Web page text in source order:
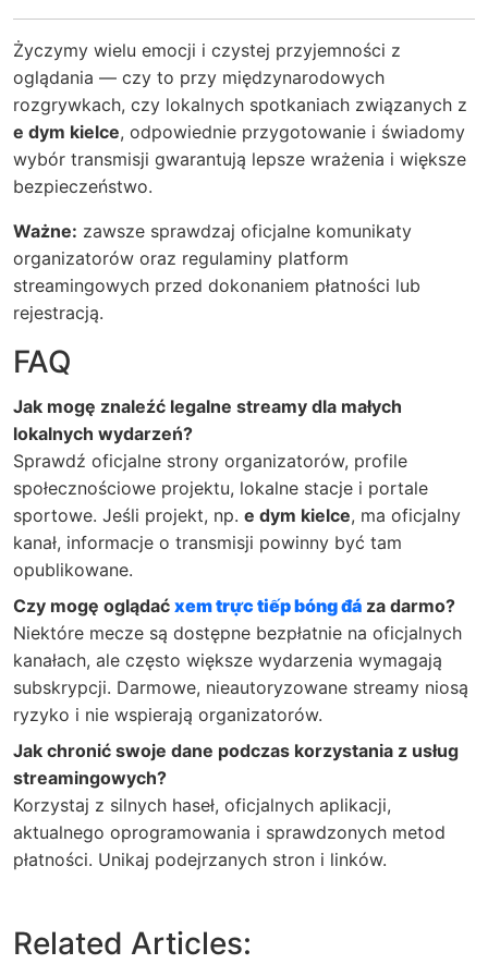
Życzymy wielu emocji i czystej przyjemności z
oglądania — czy to przy międzynarodowych
rozgrywkach, czy lokalnych spotkaniach związanych z
e dym kielce, odpowiednie przygotowanie i świadomy
wybór transmisji gwarantują lepsze wrażenia i większe
bezpieczeństwo.
Ważne: zawsze sprawdzaj oficjalne komunikaty
organizatorów oraz regulaminy platform
streamingowych przed dokonaniem płatności lub
rejestracją.
FAQ
Jak mogę znaleźć legalne streamy dla małych
lokalnych wydarzeń?
Sprawdź oficjalne strony organizatorów, profile
społecznościowe projektu, lokalne stacje i portale
sportowe. Jeśli projekt, np. e dym kielce, ma oficjalny
kanał, informacje o transmisji powinny być tam
opublikowane.
Czy mogę oglądać xem trực tiếp bóng đá za darmo?
Niektóre mecze są dostępne bezpłatnie na oficjalnych
kanałach, ale często większe wydarzenia wymagają
subskrypcji. Darmowe, nieautoryzowane streamy niosą
ryzyko i nie wspierają organizatorów.
Jak chronić swoje dane podczas korzystania z usług
streamingowych?
Korzystaj z silnych haseł, oficjalnych aplikacji,
aktualnego oprogramowania i sprawdzonych metod
płatności. Unikaj podejrzanych stron i linków.
Related Articles: